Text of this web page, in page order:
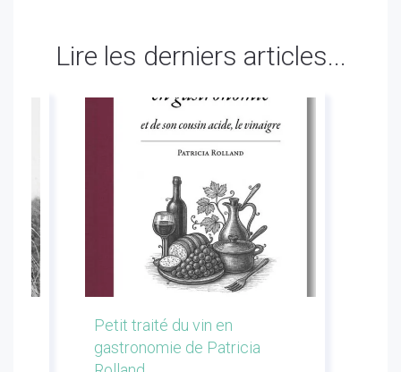
Lire les derniers articles...
Petit traité du vin en
gastronomie de Patricia